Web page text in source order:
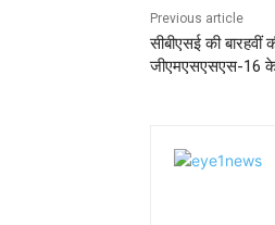
Previous article
सीबीएसई की बारहवीं
जीएमएसएसएस-16 के